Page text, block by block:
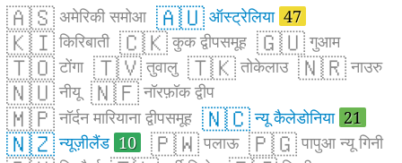
🇦🇸 अमेरिकी समोआ 🇦🇺 ऑस्ट्रेलिया 47
🇰🇮 किरिबाती 🇨🇰 कुक द्वीपसमूह 🇬🇺 गुआम
🇹🇴 टोंगा 🇹🇻 तुवालु 🇹🇰 तोकेलाउ 🇳🇷 नाउरु
🇳🇺 नीयू 🇳🇫 नॉरफ़ॉक द्वीप
🇲🇵 नॉर्दन मारियाना द्वीपसमूह 🇳🇨न्यू कैलेडोनिया 21
🇳🇿न्यूज़ीलैंड 10 🇵🇼 पलाऊ 🇵🇬 पापुआ न्यू गिनी